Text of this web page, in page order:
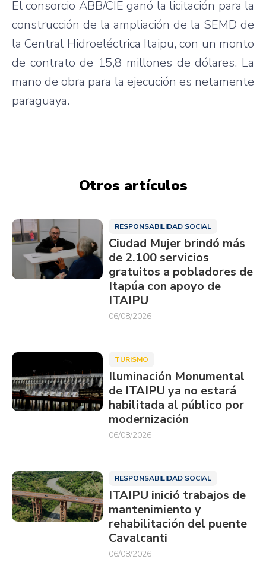
Elconsorcio ABB/CIE ganó la licitación para la
construcción de la ampliación de la SEMD de
la Central Hidroeléctrica Itaipu, con un monto
de contrato de 15,8 millones dedólares. La
mano deobra para la ejecución es netamente
paraguaya.
Otros artículos
RESPONSABILIDAD SOCIAL
Ciudad Mujer brindó más
de 2.100 servicios
gratuitos a pobladores de
Itapúa con apoyo de
ITAIPU
06/08/2026
TURISMO
Iluminación Monumental
de ITAIPU ya no estará
habilitada al público por
modernización
06/08/2026
RESPONSABILIDAD SOCIAL
ITAIPU inició trabajos de
mantenimiento y
rehabilitación del puente
Cavalcanti
06/08/2026